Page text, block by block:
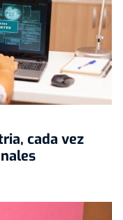
cada vez